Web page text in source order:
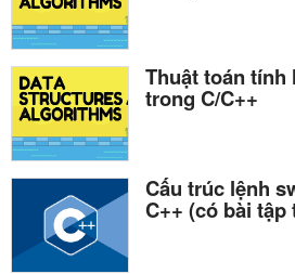
Thuật toán
trong C/C++
Cấu trúc lệnh
C++ (có bài